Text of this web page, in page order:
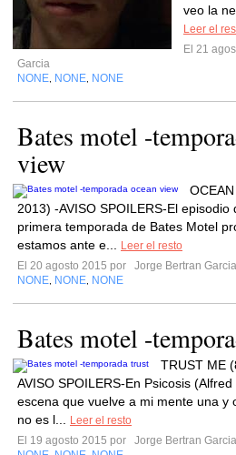
veo la
Leer el
El 21
Garcia
NONE NONE NONE
Bates motel -
view
2013) -AVISO SPOILERS-El
primera temporada de Bates Motel
estamos ante e...
Leer el resto
El 20 agosto 2015 por
Jorge Bertran Garcia
NONE NONE NONE
Bates motel -
TRUST ME
AVISO SPOILERS-En Psicosis
escena que vuelve a mi mente una y
no es l...
Leer el resto
El 19 agosto 2015 por
Jorge Bertran Garcia